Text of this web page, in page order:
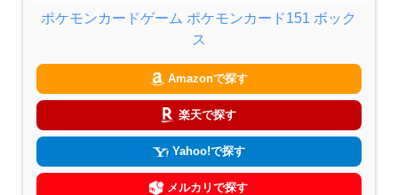
ポケモンカードゲーム ポケモンカード151 ボック
ス
Amazonで探す
楽天で探す
Yahoo!で探す
メルカリで探す